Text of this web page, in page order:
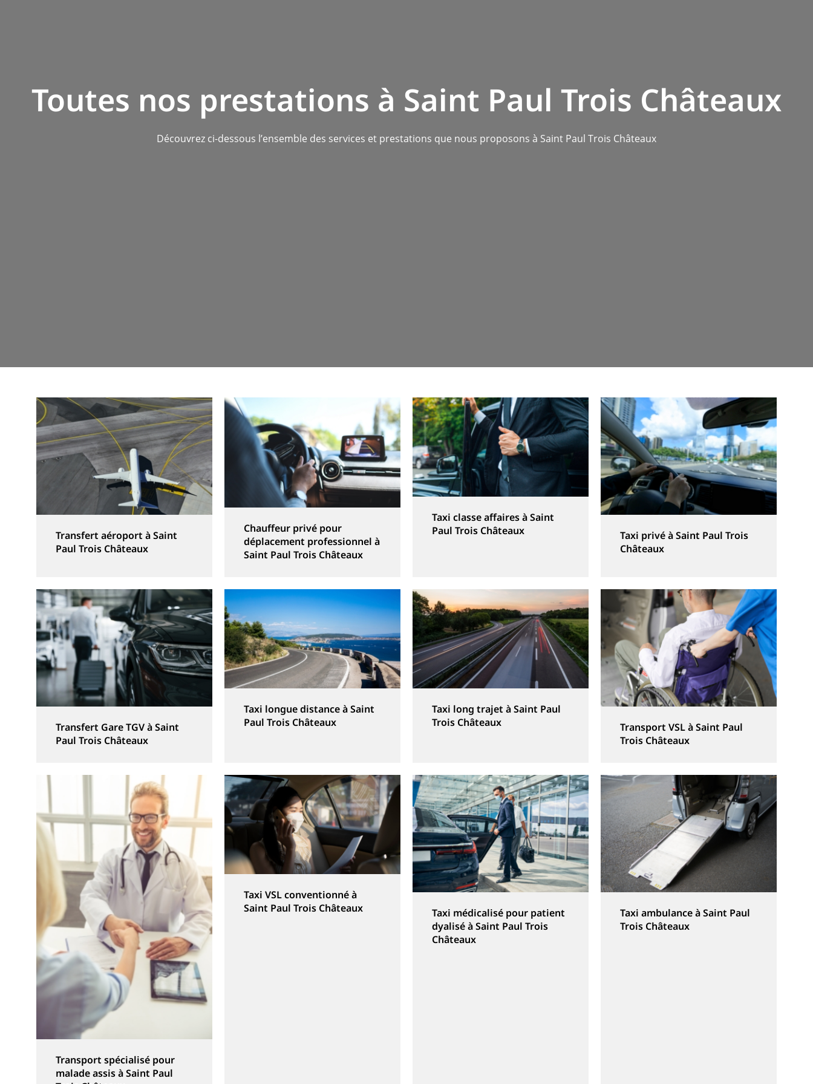
Toutes nos prestations à Saint Paul Trois Châteaux
Découvrez ci-dessous l’ensemble des services et prestations que nous proposons à Saint Paul Trois Châteaux
Transfert aéroport à Saint
Paul Trois Châteaux
Chauffeur privé pour
déplacement professionnel à
Saint Paul Trois Châteaux
Taxi classe affaires à Saint
Paul Trois Châteaux
Taxi privé à Saint Paul Trois
Châteaux
Transfert Gare TGV à Saint
Paul Trois Châteaux
Taxi longue distance à Saint
Paul Trois Châteaux
Taxi long trajet à Saint Paul
Trois Châteaux
Transport VSL à Saint Paul
Trois Châteaux
Transport spécialisé pour
malade assis à Saint Paul
Taxi VSL conventionné à
Saint Paul Trois Châteaux
Taxi médicalisé pour patient
dyalisé à Saint Paul Trois
Châteaux
Taxi ambulance à Saint Paul
Trois Châteaux